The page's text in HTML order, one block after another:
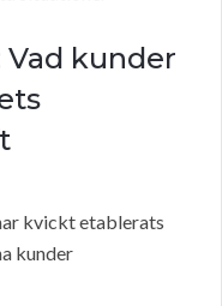
kunder
kvickt etablerats
kunder